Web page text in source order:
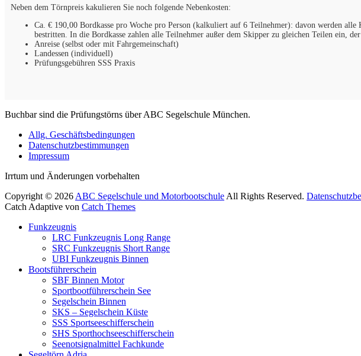
Neben dem Törnpreis kakulieren Sie noch folgende Nebenkosten:
Ca. € 190,00 Bordkasse pro Woche pro Person (kalkuliert auf 6 Teilnehmer): davon werden
bestritten. In die Bordkasse zahlen alle Teilnehmer außer dem Skipper zu gleichen Teilen ein,
Anreise (selbst oder mit Fahrgemeinschaft)
Landessen (individuell)
Prüfungsgebühren SSS Praxis
Buchbar sind die Prüfungstörns über ABC Segelschule München.
Allg. Geschäftsbedingungen
Datenschutzbestimmungen
Impressum
Facebook
E-
YouTube
Instagram
Irrtum und Änderungen vorbehalten
Copyright © 2026 ABC Segelschule und Motorbootschule All Rights Reserved.
Catch Adaptive von Catch Themes
oben
Funkzeugnis
LRC Funkzeugnis Long Range
SRC Funkzeugnis Short Range
UBI Funkzeugnis Binnen
Bootsführerschein
SBF Binnen Motor
Sportbootführerschein See
Segelschein Binnen
SKS – Segelschein Küste
SSS Sportseeschifferschein
SHS Sporthochseeschifferschein
Seenotsignalmittel Fachkunde